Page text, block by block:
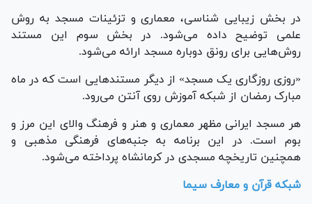
در بخش زیبایی شناسی، معماری و تزئینات مسجد به روش
علمی توضیح داده می‌شود. در بخش سوم این مستند
روش‌هایی برای رونق دوباره مسجد ارائه می‌شود.
«روزی روزگاری یک مسجد» از دیگر مستند‌هایی است که در ماه
مبارک رمضان از شبکه آموزش روی آنتن می‌رود.
هر مسجد ایرانی مظهر معماری و هنر و فرهنگ والای این مرز و
بوم است. در این برنامه به جنبه‌های فرهنگی مذهبی و
همچنین تاریخچه مسجدی در کرمانشاه پرداخته می‌شود.
شبکه قرآن و معارف سیما